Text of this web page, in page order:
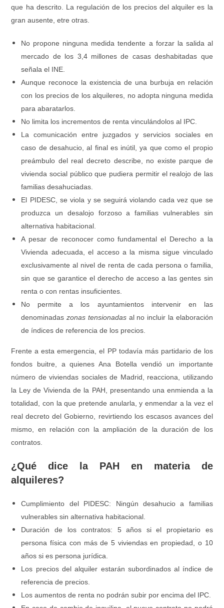
que ha descrito. La regulación de los precios del alquiler es la
gran ausente, etre otras.
No propone ninguna medida tendente a forzar la salida al
mercado de los 3,4 millones de casas deshabitadas que
señala el INE.
Aunque reconoce la existencia de una burbuja en relación
con los precios de los alquileres, no adopta ninguna medida
para abaratarlos.
No limita los incrementos de renta vinculándolos al IPC.
La comunicación entre juzgados y servicios sociales en
caso de desahucio, al final es inútil, ya que como el propio
preámbulo del real decreto describe, no existe parque de
vivienda social público que pudiera permitir el realojo de las
familias desahuciadas.
El PIDESC, se viola y se seguirá violando cada vez que se
produzca un desalojo forzoso a familias vulnerables sin
alternativa habitacional.
A pesar de reconocer como fundamental el Derecho a la
Vivienda adecuada, el acceso a la misma sigue vinculado
exclusivamente al nivel de renta de cada persona o familia,
sin que se garantice el derecho de acceso a las gentes sin
renta o con rentas insuficientes.
No permite a los ayuntamientos intervenir en las
denominadaszonas tensionadasal no incluir la elaboración
de índices de referencia de los precios.
Frente a esta emergencia, el PP todavía más partidario de los
fondos buitre, a quienes Ana Botella vendió un importante
número de viviendas sociales de Madrid, reacciona, utilizando
la Ley de Vivienda de la PAH, presentando una enmienda a la
totalidad, con la que pretende anularla, y enmendar a la vez el
real decreto del Gobierno, revirtiendo los escasos avances del
mismo, en relación con la ampliación de la duración de los
contratos.
¿Qué dice la PAH en materia de
alquileres?
Cumplimiento del PIDESC: Ningún desahucio a familias
vulnerables sin alternativa habitacional.
Duración de los contratos: 5 años si el propietario es
persona física con más de 5 viviendas en propiedad, o 10
años si es persona jurídica.
Los precios del alquiler estarán subordinados al índice de
referencia de precios.
Los aumentos de renta no podrán subir por encima del IPC.